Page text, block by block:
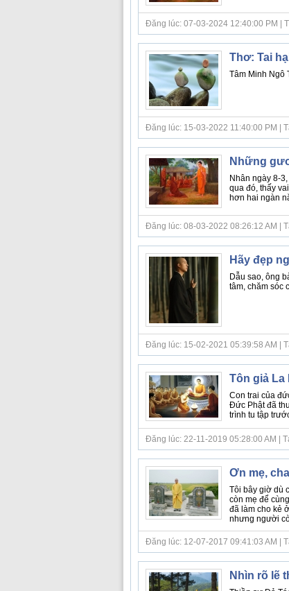
Đăng lúc: 07-03-2024 12:40:00 PM |
Thơ: Tai
Tâm Minh Ngô
Đăng lúc: 15-03-2022 11:40:00 PM |
Những
Nhân ngày 8-
qua đó, thấy
hơn hai ngàn
Đăng lúc: 08-03-2022 08:26:12 AM |
Hãy đẹp
Dẫu sao, ông
tâm, chăm sóc
Đăng lúc: 15-02-2021 05:39:58 AM |
Tôn giả La
Con trai của
Đức Phật đã
trình tu tập
Đăng lúc: 22-11-2019 05:28:00 AM |
Ơn mẹ,
Tôi bây giờ dù
còn mẹ để
đã làm cho kẻ
nhưng người
Đăng lúc: 12-07-2017 09:41:03 AM |
Nhìn rõ lẽ